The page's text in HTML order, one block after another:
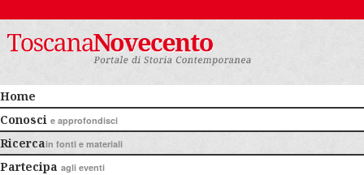
Home
Conosci e approfondisci
Ricercain fonti e materiali
Partecipa agli eventi